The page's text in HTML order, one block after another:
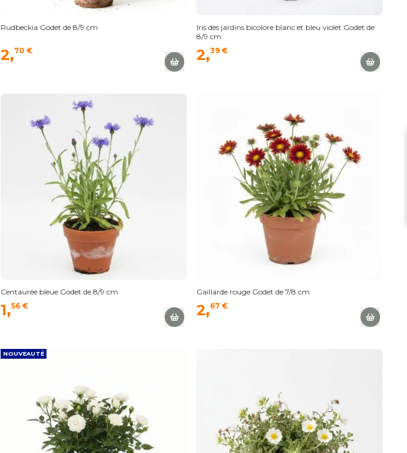
Rudbeckia Godet de 8/9 cm
2,70 €
Iris des jardins bicolore blanc et bleu violet Godet de
8/9 cm
2,39 €
Centaurée bleue Godet de 8/9 cm
1,56 €
Gaillarde rouge Godet de 7/8 cm
2,67 €
NOUVEAUTÉ